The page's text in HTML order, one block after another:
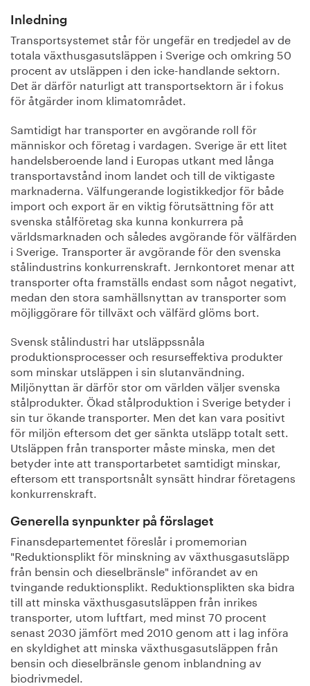
Inledning
Transportsystemet står för ungefär en tredjedel av de
totala växthusgasutsläppen i Sverige och omkring 50
procent av utsläppen i den icke-handlande sektorn.
Det är därför naturligt att transportsektorn är i fokus
för åtgärder inom klimatområdet.
Samtidigt har transporter en avgörande roll för
människor och företag i vardagen. Sverige är ett litet
handelsberoende land i Europas utkant med långa
transportavstånd inom landet och till de viktigaste
marknaderna. Välfungerande logistikkedjor för både
import och export är en viktig förutsättning för att
svenska stålföretag ska kunna konkurrera på
världsmarknaden och således avgörande för välfärden
i Sverige. Transporter är avgörande för den svenska
stålindustrins konkurrenskraft. Jernkontoret menar att
transporter ofta framställs endast som något negativt,
medan den stora samhällsnyttan av transporter som
möjliggörare för tillväxt och välfärd glöms bort.
Svensk stålindustri har utsläppssnåla
produktionsprocesser och resurseffektiva produkter
som minskar utsläppen i sin slutanvändning.
Miljönyttan är därför stor om världen väljer svenska
stålprodukter. Ökad stålproduktion i Sverige betyder i
sin tur ökande transporter. Men det kan vara positivt
för miljön eftersom det ger sänkta utsläpp totalt sett.
Utsläppen från transporter måste minska, men det
betyder inte att transportarbetet samtidigt minskar,
eftersom ett transportsnålt synsätt hindrar företagens
konkurrenskraft.
Generella synpunkter på förslaget
Finansdepartementet föreslår i promemorian
"Reduktionsplikt för minskning av växthusgasutsläpp
från bensin och dieselbränsle" införandet av en
tvingande reduktionsplikt. Reduktionsplikten ska bidra
till att minska växthusgasutsläppen från inrikes
transporter, utom luftfart, med minst 70 procent
senast 2030 jämfört med 2010 genom att i lag införa
en skyldighet att minska växthusgasutsläppen från
bensin och dieselbränsle genom inblandning av
biodrivmedel.